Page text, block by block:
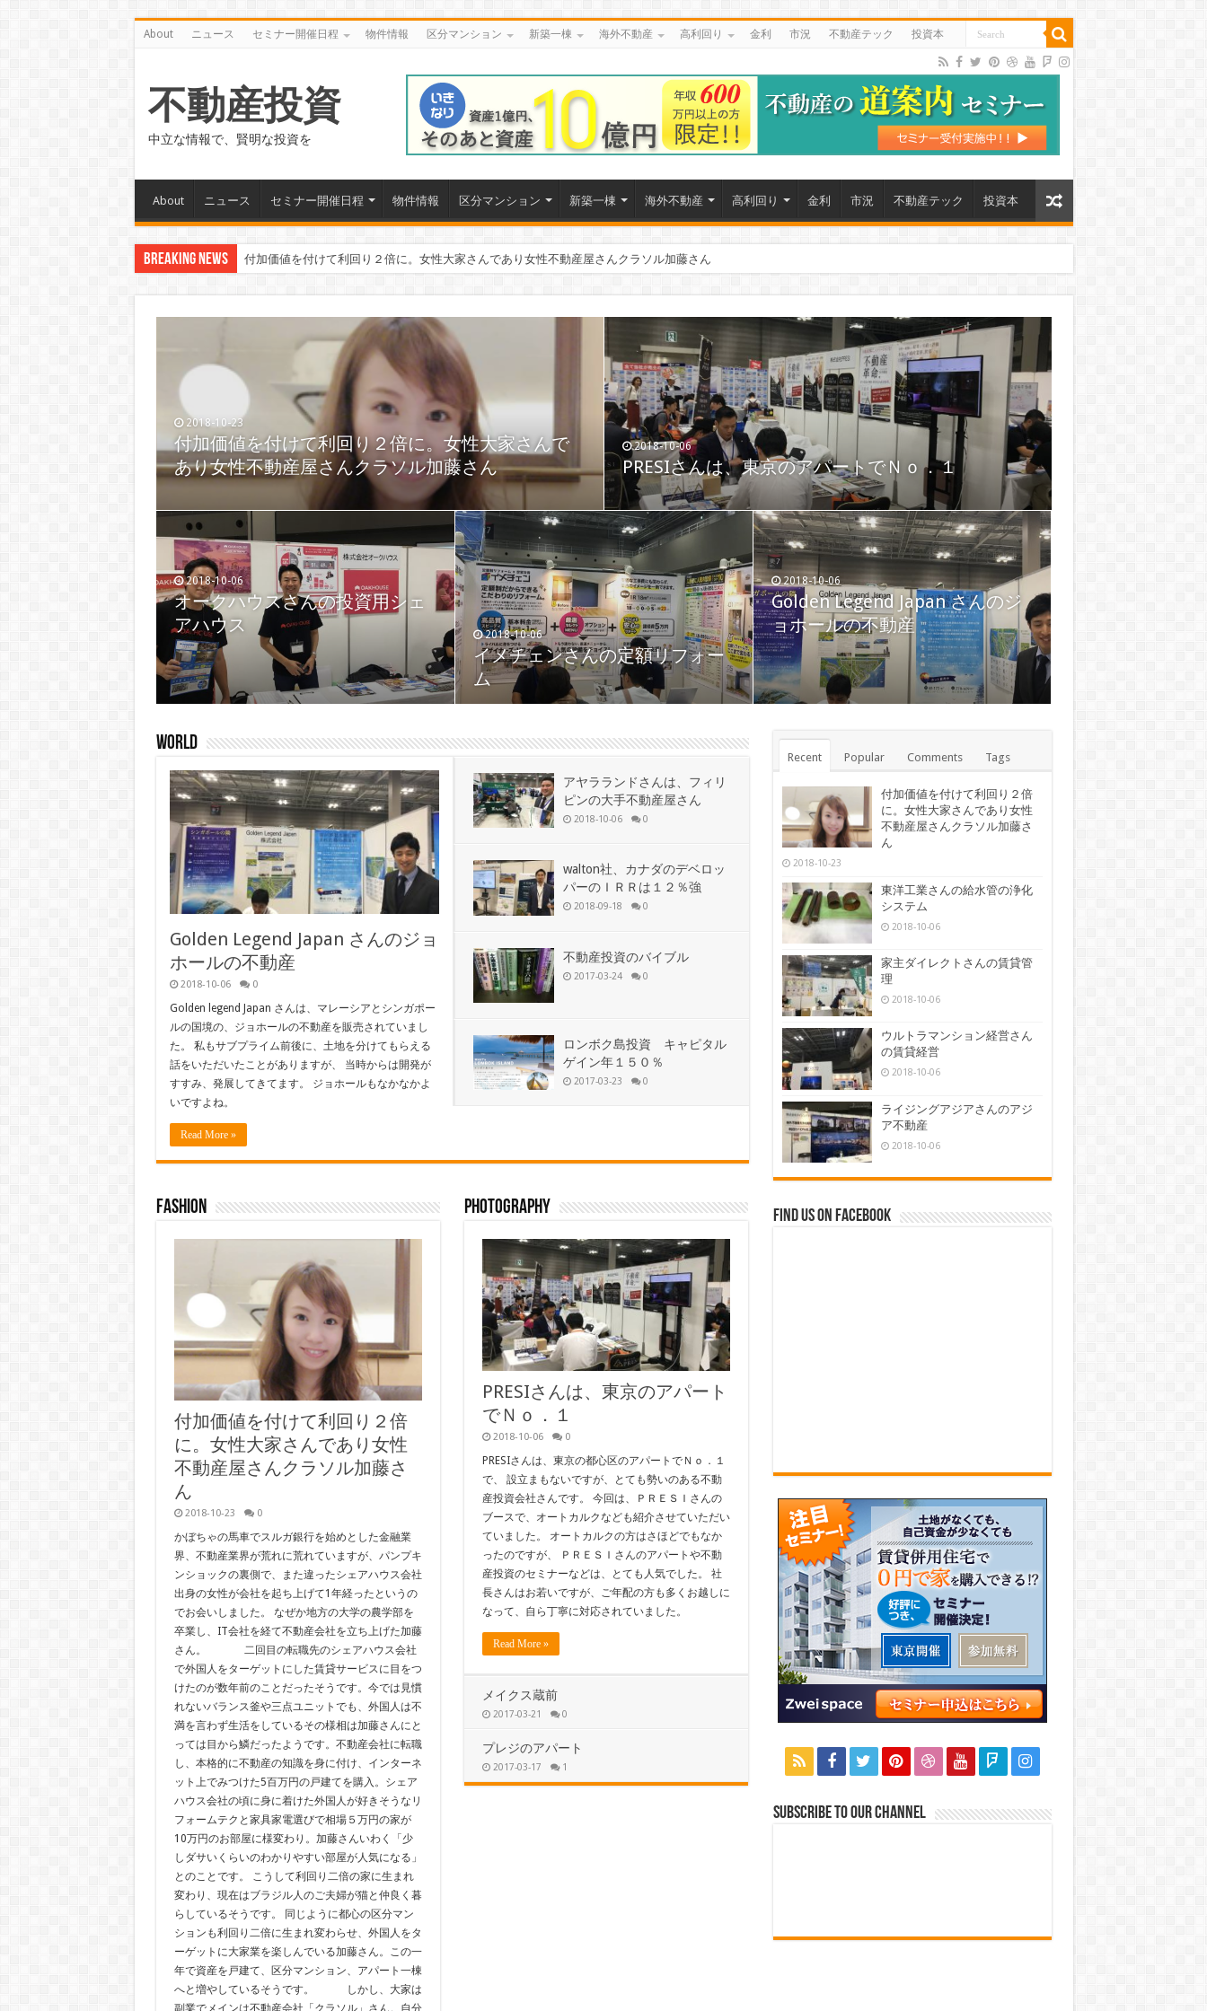
About ニュース セミナー開催日程 物件情報 区分マンション 新築一棟 海外不動産 高利回り 金利 市況 不動産テック 投資本
不動産投資
中立な情報で、賢明な投資を
About ニュース セミナー開催日程 物件情報 区分マンション 新築一棟 海外不動産 高利回り 金利 市況 不動産テック 投資本
Breaking News 東洋工業さんの給水管の浄化システム
2018-10-23
付加価値を付けて利回り２倍に。女性大家さんで
あり女性不動産屋さんクラソル加藤さん
2018-10-06
PRESIさんは、東京のアパートでＮｏ．１
2018-10-06
オークハウスさんの投資用シェ
アハウス
2018-10-06
イメチェンさんの定額リフォー
ム
2018-10-06
Golden Legend Japan さんのジ
ョホールの不動産
2018-10-06
アヤラランドさんは、フィリピンの大手不動産屋
さん
2018-10-06
エントランスのリフォームのすごい実演、ホープ
システムさん
2018-09-19
東京虹色不動産さんの不動産コ
ンサルティングはすごい
2018-09-18
walton社、カナダのデベロッパ
ーのＩＲＲは１２％強
2018-09-13
建設会社向けポータルサイト、
大工す(daikus).com のパートナ
ー建設会社受付開始
World
Golden Legend Japan さんのジョ
ホールの不動産
2018-10-06 0
Golden legend Japan さんは、マレーシアとシンガポー
ルの国境の、ジョホールの不動産を販売されていまし
た。 私もサブプライム前後に、土地を分けてもらえる
話をいただいたことがありますが、 当時からは開発が
すすみ、発展してきてます。 ジョホールもなかなかよ
いですよね。
Read More »
アヤラランドさんは、フィリ
ピンの大手不動産屋さん
2018-10-06 0
walton社、カナダのデベロッ
パーのＩＲＲは１２％強
2018-09-18 0
不動産投資のバイブル
2017-03-24 0
ロンボク島投資 キャピタル
ゲイン年１５０％
2017-03-23 0
Fashion
付加価値を付けて利回り２倍
に。女性大家さんであり女性
不動産屋さんクラソル加藤さ
ん
2018-10-23 0
かぼちゃの馬車でスルガ銀行を始めとした金融業
界、不動産業界が荒れに荒れていますが、パンプキ
ンショックの裏側で、また違ったシェアハウス会社
出身の女性が会社を起ち上げて1年経ったというの
でお会いしました。 なぜか地方の大学の農学部を
卒業し、IT会社を経て不動産会社を立ち上げた加藤
さん。 二回目の転職先のシェアハウス会社
で外国人をターゲットにした賃貸サービスに目をつ
けたのが数年前のことだったそうです。今では見慣
れないバランス釜や三点ユニットでも、外国人は不
満を言わず生活をしているその様相は加藤さんにと
っては目から鱗だったようです。不動産会社に転職
し、本格的に不動産の知識を身に付け、インターネ
ット上でみつけた5百万円の戸建てを購入。シェア
ハウス会社の頃に身に着けた外国人が好きそうなリ
フォームテクと家具家電選びで相場５万円の家が
10万円のお部屋に様変わり。加藤さんいわく「少
しダサいくらいのわかりやすい部屋が人気になる」
とのことです。 こうして利回り二倍の家に生まれ
変わり、現在はブラジル人のご夫婦が猫と仲良く暮
らしているそうです。 同じように都心の区分マン
ションも利回り二倍に生まれ変わらせ、外国人をタ
ーゲットに大家業を楽しんでいる加藤さん。この一
年で資産を戸建て、区分マンション、アパート一棟
へと増やしているそうです。 しかし、大家は
副業でメインは不動産会社「クラソル」さん。自分
Photography
PRESIさんは、東京のアパート
でＮｏ．１
2018-10-06 0
PRESIさんは、東京の都心区のアパートでＮｏ．１
で、 設立まもないですが、とても勢いのある不動
産投資会社さんです。 今回は、ＰＲＥＳＩさんの
ブースで、オートカルクなども紹介させていただい
ていました。 オートカルクの方はさほどでもなか
ったのですが、 ＰＲＥＳＩさんのアパートや不動
産投資のセミナーなどは、とても人気でした。 社
長さんはお若いですが、ご年配の方も多くお越しに
なって、自ら丁寧に対応されていました。
Read More »
メイクス蔵前
2017-03-21 0
プレジのアパート
2017-03-17 1
Recent Popular Comments Tags
付加価値を付けて利回り２倍
に。女性大家さんであり女性
不動産屋さんクラソル加藤さ
ん
2018-10-23
東洋工業さんの給水管の浄化
システム
2018-10-06
家主ダイレクトさんの賃貸管
理
2018-10-06
ウルトラマンション経営さん
の賃貸経営
2018-10-06
ライジングアジアさんのアジ
ア不動産
2018-10-06
Find us on Facebook
Subscribe to our Channel